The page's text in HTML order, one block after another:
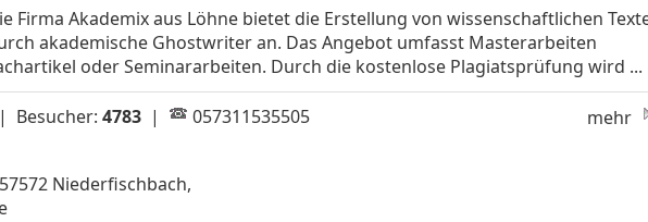
Firma Akademix aus Löhne bietet die Erstellung von wissenschaftlichen
akademische Ghostwriter an. Das Angebot umfasst Masterarbeiten
oder Seminararbeiten. Durch die kostenlose Plagiatsprüfung wird ...
| Besucher: 4783 | 057311535505 mehr
Niederfischbach,